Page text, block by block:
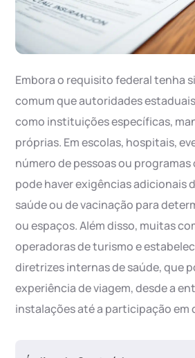
Embora o requisito federal tenha
comum que autoridades
como instituições específicas,
próprias. Em escolas, hospitais,
número de pessoas ou
pode haver exigências adicionais
saúde ou de vacinação para
ou espaços. Além disso, muitas
operadoras de turismo e
diretrizes internas de saúde, que
experiência de viagem, desde a
instalações até a participação em